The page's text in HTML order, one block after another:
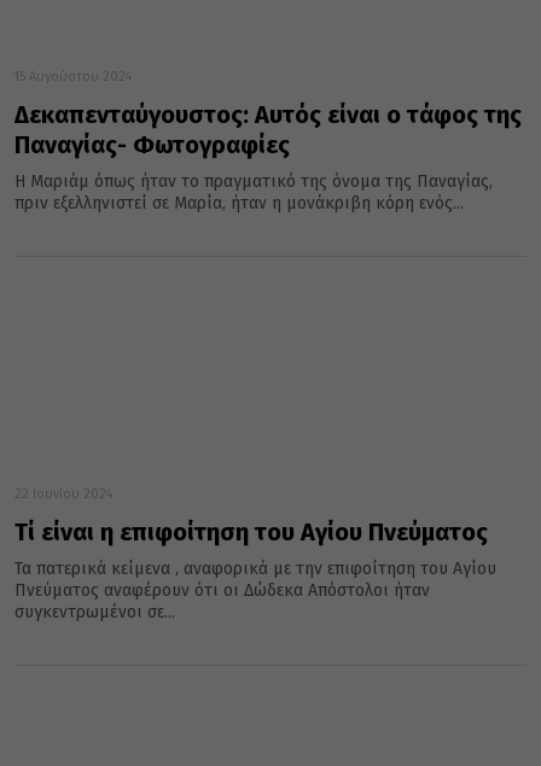
15 Αυγούστου 2024
Δεκαπενταύγουστος: Αυτός είναι ο τάφος της
Παναγίας- Φωτογραφίες
Η Μαριάμ όπως ήταν το πραγματικό της όνομα της Παναγίας,
πριν εξελληνιστεί σε Μαρία, ήταν η μονάκριβη κόρη ενός...
22 Ιουνίου 2024
Τί είναι η επιφοίτηση του Αγίου Πνεύματος
Τα πατερικά κείμενα , αναφορικά με την επιφοίτηση του Αγίου
Πνεύματος αναφέρουν ότι οι Δώδεκα Απόστολοι ήταν
συγκεντρωμένοι σε...